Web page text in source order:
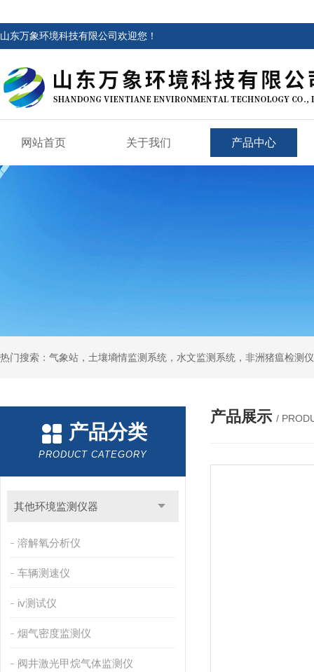
山东万象环境科技有限公司欢迎您！
网站首页 关于我们 产品中心
热门搜索：气象站，土壤墒情监测系统，水文监测系统，非洲猪瘟检测
产品分类
PRODUCT CATEGORY
其他环境监测仪器
溶解氧分析仪
车辆测速仪
iv测试仪
烟气密度监测仪
阀井激光甲烷气体监测仪
产品展示 /